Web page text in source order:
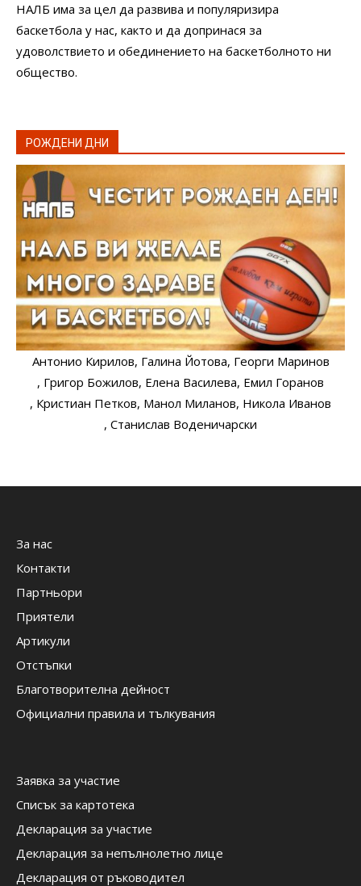
НАЛБ има за цел да развива и популяризира
баскетбола у нас, както и да допринася за
удоволствието и обединението на баскетболното ни
общество.
РОЖДЕНИ ДНИ
Антонио Кирилов, Галина Йотова, Георги Маринов
, Григор Божилов, Елена Василева, Емил Горанов
, Кристиан Петков, Манол Миланов, Никола Иванов
, Станислав Воденичарски
За нас
Контакти
Партньори
Приятели
Артикули
Отстъпки
Благотворителна дейност
Официални правила и тълкувания
Заявка за участие
Списък за картотека
Декларация за участие
Декларация за непълнолетно лице
Декларация от ръководител